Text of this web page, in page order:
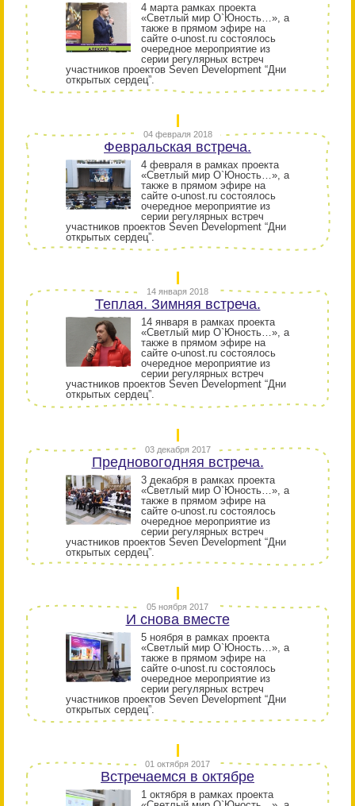
4 марта рамках проекта
«Светлый мир О`Юность…», а
также в прямом эфире на
сайте o-unost.ru состоялось
очередное мероприятие из
серии регулярных встреч
участников проектов Seven Development “Дни
открытых сердец”.
04 февраля 2018
Февральская встреча.
4 февраля в рамках проекта
«Светлый мир О`Юность…», а
также в прямом эфире на
сайте o-unost.ru состоялось
очередное мероприятие из
серии регулярных встреч
участников проектов Seven Development “Дни
открытых сердец”.
14 января 2018
Теплая. Зимняя встреча.
14 января в рамках проекта
«Светлый мир О`Юность…», а
также в прямом эфире на
сайте o-unost.ru состоялось
очередное мероприятие из
серии регулярных встреч
участников проектов Seven Development “Дни
открытых сердец”.
03 декабря 2017
Предновогодняя встреча.
3 декабря в рамках проекта
«Светлый мир О`Юность…», а
также в прямом эфире на
сайте o-unost.ru состоялось
очередное мероприятие из
серии регулярных встреч
участников проектов Seven Development “Дни
открытых сердец”.
05 ноября 2017
И снова вместе
5 ноября в рамках проекта
«Светлый мир О`Юность…», а
также в прямом эфире на
сайте o-unost.ru состоялось
очередное мероприятие из
серии регулярных встреч
участников проектов Seven Development “Дни
открытых сердец”.
01 октября 2017
Встречаемся в октябре
1 октября в рамках проекта